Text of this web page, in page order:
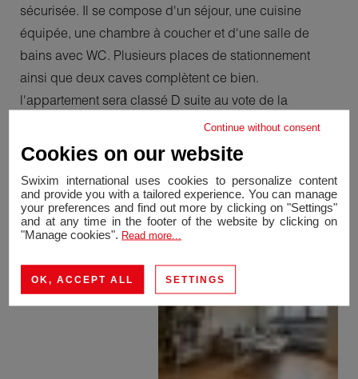
sécurisée. Il se compose d'un séjour, une cuisine
équipée, une chambre à coucher et d'une salle de
bains avec WC. Plusieurs places de stationnement
ainsi que deux caves complètent ce bien.
l'appartement sera classé D suite au vote de la
copropriété pour d'importants travaux d amélioration
énergétique et sur l'aspect des parties communes. À
666 23 96
Continue without consent
Cookies on our website
Swixim international uses cookies to personalize content
and provide you with a tailored experience. You can manage
your preferences and find out more by clicking on "Settings"
and at any time in the footer of the website by clicking on
"Manage cookies". Read more...
OK, ACCEPT ALL SETTINGS